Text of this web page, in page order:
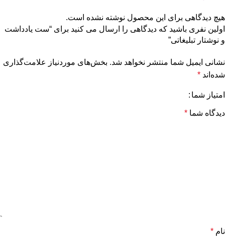
هیچ دیدگاهی برای این محصول نوشته نشده است.
اولین نفری باشید که دیدگاهی را ارسال می کنید برای “ست یادداشت
و نوشتار تبلیغاتی”
نشانی ایمیل شما منتشر نخواهد شد. بخش‌های موردنیاز علامت‌گذاری
شده‌اند *
امتیاز شما
دیدگاه شما *
نام *